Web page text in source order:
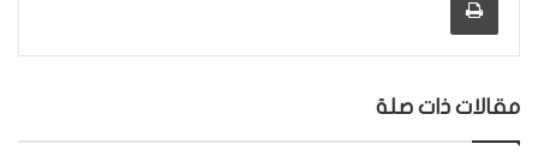
مقالات ذات صلة